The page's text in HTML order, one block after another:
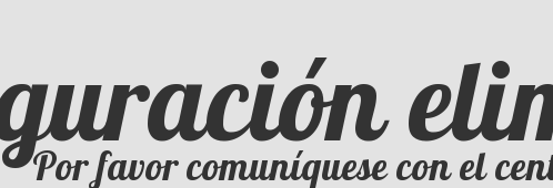
Por favor comuníquese con el